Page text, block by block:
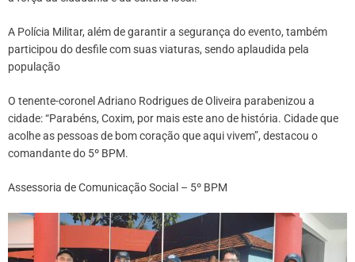
A Polícia Militar, além de garantir a segurança do evento, também
participou do desfile com suas viaturas, sendo aplaudida pela
população
O tenente-coronel Adriano Rodrigues de Oliveira parabenizou a
cidade: “Parabéns, Coxim, por mais este ano de história. Cidade que
acolhe as pessoas de bom coração que aqui vivem”, destacou o
comandante do 5º BPM.
Assessoria de Comunicação Social – 5º BPM